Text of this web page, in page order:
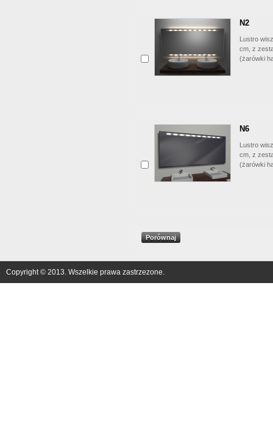
N2
Lustro
cm, z
(żarówki
N6
Lustro
cm, z
(żarówki
Copyright © 2013. Wszelkie prawa zastrzezone.